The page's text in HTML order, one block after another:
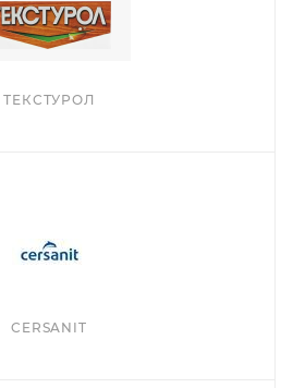
ТЕКСТУРОЛ
CERSANIT